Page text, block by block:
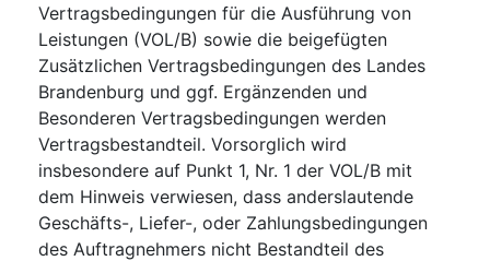
Vertragsbedingungen für die Ausführung von
Leistungen (VOL/B) sowie die beigefügten
Zusätzlichen Vertragsbedingungen des Landes
Brandenburg und ggf. Ergänzenden und
Besonderen Vertragsbedingungen werden
Vertragsbestandteil. Vorsorglich wird
insbesondere auf Punkt 1, Nr. 1 der VOL/B mit
dem Hinweis verwiesen, dass anderslautende
Geschäfts-, Liefer-, oder Zahlungsbedingungen
des Auftragnehmers nicht Bestandteil des